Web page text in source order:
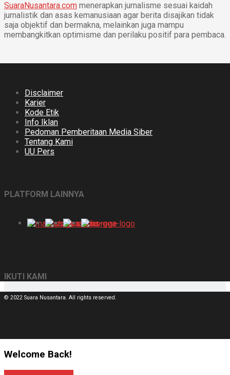
SuaraNusantara.com menerapkan jurnalisme sesuai kaidah
jurnalistik dan asas kemanusiaan agar berita disajikan tidak
saja objektif dan bermakna, melainkan juga mampu
membangkitkan optimisme dan perilaku positif para pembaca.
Disclaimer
Karier
Kode Etik
Info Iklan
Pedoman Pemberitaan Media Siber
Tentang Kami
UU Pers
PLATFORM LAINNYA
IKUTI KAMI
© 2022 Suara Nusantara. All rights reserved.
Welcome Back!